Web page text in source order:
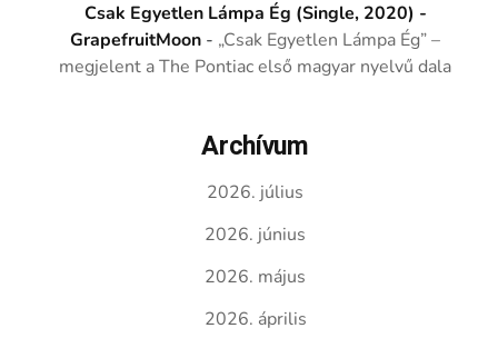
Csak Egyetlen Lámpa Ég (Single, 2020) -
GrapefruitMoon - „Csak Egyetlen Lámpa Ég” –
megjelent a The Pontiac első magyar nyelvű dala
Archívum
2026. július
2026. június
2026. május
2026. április